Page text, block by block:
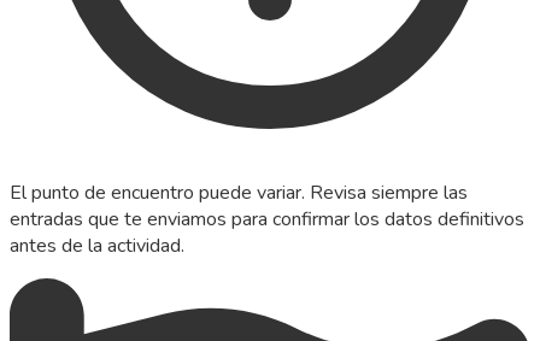
El punto de encuentro puede variar. Revisa siempre las
entradas que te enviamos para confirmar los datos definitivos
antes de la actividad.